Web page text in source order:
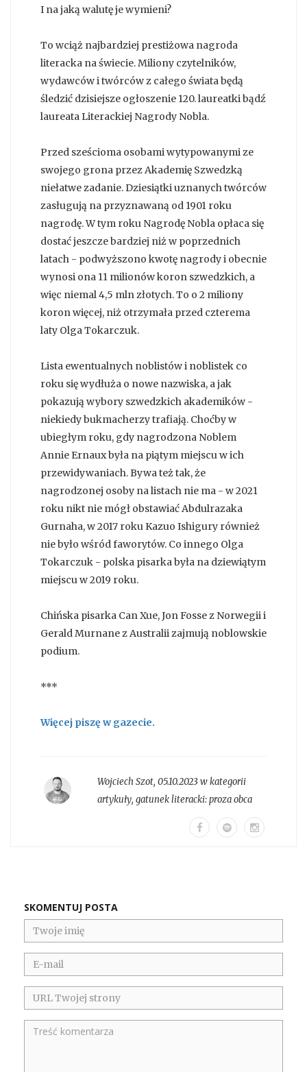
I na jaką walutę je wymieni?
To wciąż najbardziej prestiżowa nagroda
literacka na świecie. Miliony czytelników,
wydawców i twórców z całego świata będą
śledzić dzisiejsze ogłoszenie 120. laureatki bądź
laureata Literackiej Nagrody Nobla.
Przed sześcioma osobami wytypowanymi ze
swojego grona przez Akademię Szwedzką
niełatwe zadanie. Dziesiątki uznanych twórców
zasługują na przyznawaną od 1901 roku
nagrodę. W tym roku Nagrodę Nobla opłaca się
dostać jeszcze bardziej niż w poprzednich
latach - podwyższono kwotę nagrody i obecnie
wynosi ona 11 milionów koron szwedzkich, a
więc niemal 4,5 mln złotych. To o 2 miliony
koron więcej, niż otrzymała przed czterema
laty Olga Tokarczuk.
Lista ewentualnych noblistów i noblistek co
roku się wydłuża o nowe nazwiska, a jak
pokazują wybory szwedzkich akademików -
niekiedy bukmacherzy trafiają. Choćby w
ubiegłym roku, gdy nagrodzona Noblem
Annie Ernaux była na piątym miejscu w ich
przewidywaniach. Bywa też tak, że
nagrodzonej osoby na listach nie ma - w 2021
roku nikt nie mógł obstawiać Abdulrazaka
Gurnaha, w 2017 roku Kazuo Ishigury również
nie było wśród faworytów. Co innego Olga
Tokarczuk - polska pisarka była na dziewiątym
miejscu w 2019 roku.
Chińska pisarka Can Xue, Jon Fosse z Norwegii i
Gerald Murnane z Australii zajmują noblowskie
podium.
***
Więcej piszę w gazecie.
Wojciech Szot, 05.10.2023 w kategorii
artykuły, gatunek literacki:proza obca
SKOMENTUJ POSTA